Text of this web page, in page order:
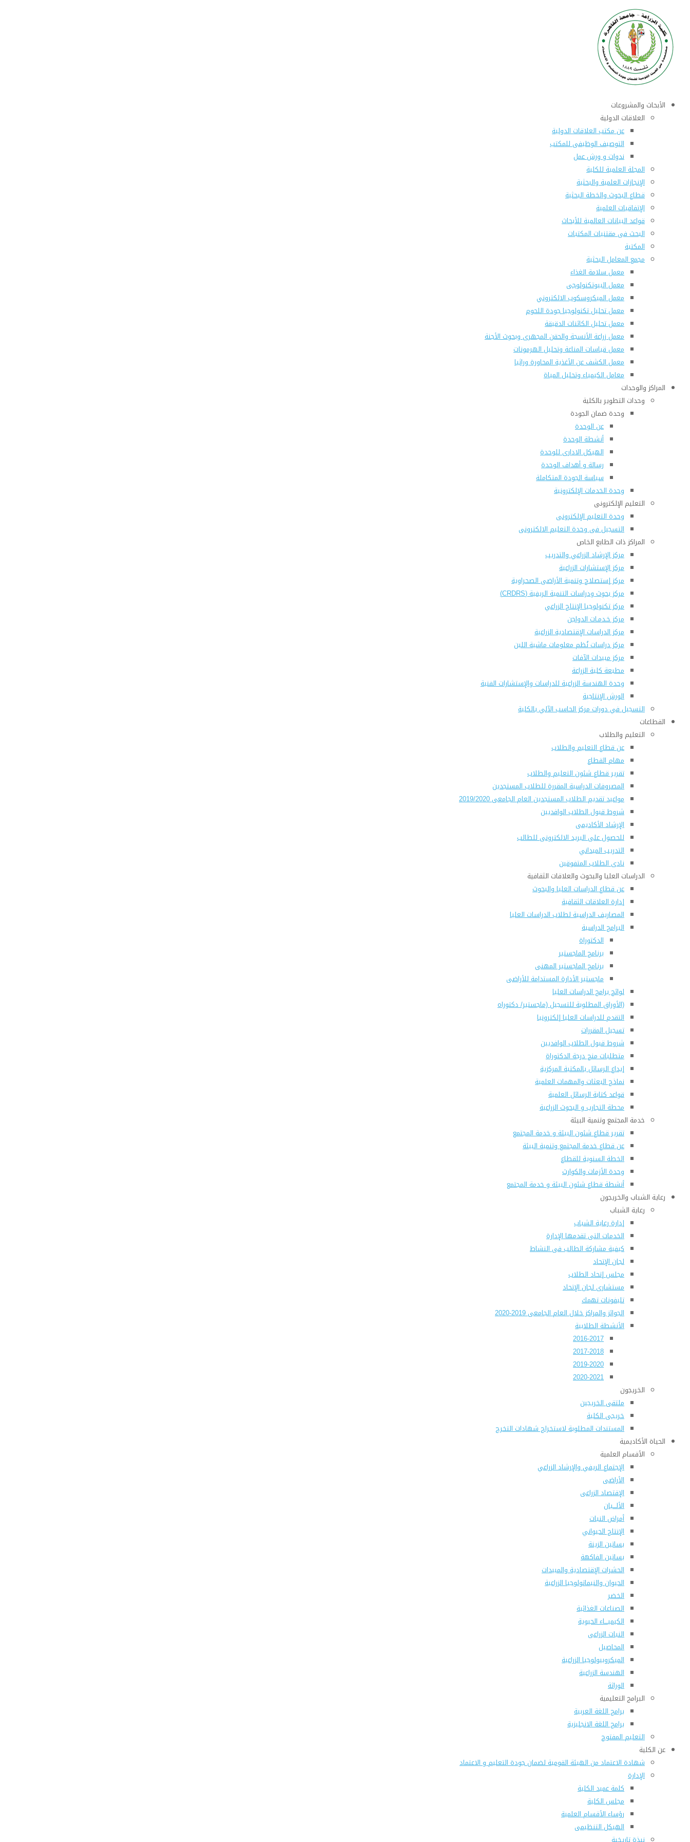
الأبحاث والمشروعات
العلاقات الدولية
عن مكتب العلاقات الدولية
التوصيف الوظيفى للمكتب
ندوات و ورش عمل
المجلة العلمية للكلية
الإنجازات العلمية والبحثية
قطاع البحوث والخطة البحثية
الإتفاقيات العلمية
قواعد البيانات العالمية للأبحاث
البحث فى مقتنيات المكتبات
المكتبة
مجمع المعامل البحثية
معمل سلامة الغذاء
معمل البيوتكنولوجى
معمل الميكروسكوب الالكتروني
معمل تحليل تكنولوجيا جودة اللحوم
معمل تحليل الكائنات الدقيقة
معمل زراعة الأنسجة والحقن المجهرى وبحوث الأجنة
معمل قياسات المناعة وتحليل الهرمونات
معمل الكشف عن الأغذية المحاورة وراثيا
معامل الكيمياء وتحليل المياة
المراكز والوحدات
وحدات التطوير بالكلية
وحدة ضمان الجودة
عن الوحدة
أنشطة الوحدة
الهيكل الادارى للوحدة
رسالة و أهداف الوحدة
سياسة الجودة المتكاملة
وحدة الخدمات الإلكترونية
التعليم الإلكترونى
وحدة التعليم الإلكترونى
التسجيل فى وحدة التعليم الالكترونى
المراكز ذات الطابع الخاص
مركز الإرشاد الزراعي والتدريب
مركز الإستشارات الزراعية
مركز إستصلاح وتنمية الأراضى الصحراوية
مركز بحوث ودراسات التنمية الريفية (CRDRS)
مركز تكنولوجيا الإنتاج الزراعي
مركز خـدمـات الدواجن
مركز الدراسات الإقتصادية الزراعية
مركز دراسات نُظم معلومات ماشية اللبن
مركز مبيدات الآفات
مطبعة كلية الزراعة
وحدة الهندسة الزراعية للدراسات والإستشارات الفنية
الورش الإنتاجية
التسجيل في دورات مركز الحاسب الآلي بالكلية
القطاعات
التعليم والطلاب
عن قطاع التعليم والطلاب
مهام القطاع
تقرير قطاع شئون التعليم والطلاب
المصروفات الدراسية المقررة للطلاب المستجدين
مواعيد تقديم الطلاب المستجدين العام الجامعى 2019/2020
شروط قبول الطلاب الوافديين
الإرشاد الأكاديمى
للحصول على البريد الالكترونى للطالب
التدريب الميداني
نادى الطلاب المتفوقين
الدراسات العليا والبحوث والعلاقات الثقافية
عن قطاع الدراسات العليا والبحوث
إدارة العلاقات الثقافية
المصاريف الدراسية لطلاب الدراسات العليا
البرامج الدراسية
الدكتوراة
برنامج الماجستير
برنامج الماجستير المهنى
ماجستير الأدارة المستدامة للأراضى
لوائح برامج الدراسات العليا
(الأوراق المطلوبة للتسجيل (ماجستير/ دكتوراه
التقدم للدراسات العليا إلكترونيا
تسجيل المقررات
شروط قبول الطلاب الوافديين
متطلبات منح درجة الدكتوراة
إيداع الرسائل بالمكتبة المركزية
نماذج البعثات والمهمات العلمية
قواعد كتابة الرسائل العلمية
محطة التجارب و البحوث الزراعية
خدمة المجتمع وتنمية البيئة
تقرير قطاع شئون البيئة و خدمة المجتمع
عن قطاع خدمة المجتمع وتنمية البيئة
الخطة السنوية للقطاع
وحدة الأزمات والكوارث
أنشطة قطاع شئون البيئة و خدمة المجتمع
رعاية الشباب والخريجون
رعاية الشباب
إدارة رعاية الشباب
الخدمات التى تقدمها الإدارة
كيفية مشاركة الطالب فى النشاط
لجان الإتحاد
مجلس إتحاد الطلاب
مستشارى لجان الإتحاد
تليفونات تهمك
الجوائز والمراكز خلال العام الجامعى 2019-2020
الأنشطة الطلابية
2016-2017
2017-2018
2019-2020
2020-2021
الخريجون
ملتقى الخريجين
خريجى الكلية
المستندات المطلوبة لاستخراج شهادات التخرج
الحياة الأكاديمية
الأقسام العلمية
الإجتماع الريفي والإرشاد الزراعي
الأراضى
الإقتصاد الزراعى
الألـــبان
أمراض النبات
الإنتاج الحيواني
بساتين الزينة
بساتين الفاكهة
الحشرات الإقتصادية والمبيدات
الحيوان والنيماتولوجيا الزراعية
الخضر
الصناعات الغذائية
الكيميـــاء الحيوية
النبات الزراعى
المحاصيل
الميكروبيولوجيا الزراعية
الهندسة الزراعية
الوراثة
البرامج التعليمية
برامج اللغة العربية
برامج اللغة الانجليزية
التعليم المفتوح
عن الكلية
شهادة الاعتماد من الهيئة القومية لضمان جودة التعليم و الاعتماد
الإدارة
كلمة عميد الكلية
مجلس الكلية
رؤساء الأقسام العلمية
الهيكل التنظيمى